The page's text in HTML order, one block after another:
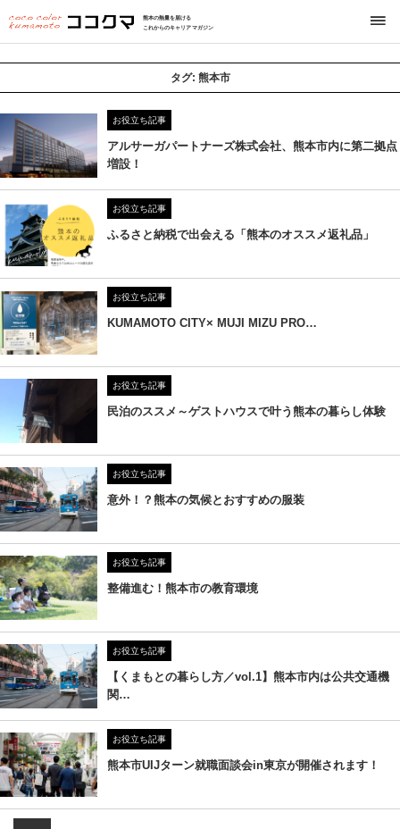
熊本の熱量を届ける
これからのキャリアマガジン
タグ: 熊本市
お役立ち記事
アルサーガパートナーズ株式会社、熊本市内に第二拠点
増設！
お役立ち記事
ふるさと納税で出会える「熊本のオススメ返礼品」
お役立ち記事
KUMAMOTO CITY× MUJI MIZU PRO…
お役立ち記事
民泊のススメ～ゲストハウスで叶う熊本の暮らし体験
お役立ち記事
意外！？熊本の気候とおすすめの服装
お役立ち記事
整備進む！熊本市の教育環境
お役立ち記事
【くまもとの暮らし方／vol.1】熊本市内は公共交通機
関…
お役立ち記事
熊本市UIJターン就職面談会in東京が開催されます！